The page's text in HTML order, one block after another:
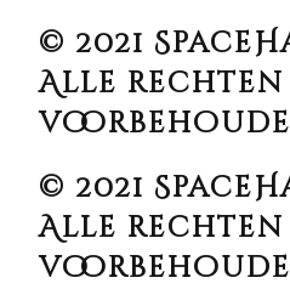
© 2021
Alle rechten
© 2021
Alle rechten